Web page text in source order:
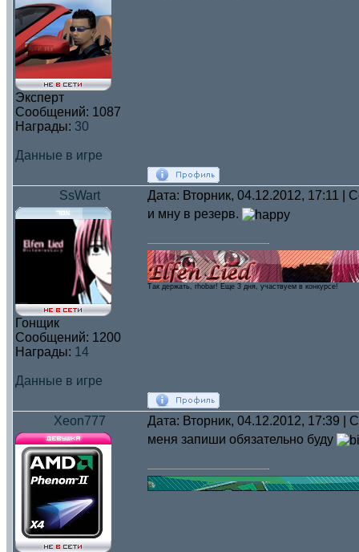
Эксперт
Сообщений: 1087
Награды: 30
Данные в игре
SsWart Дата: Вторник, 04.12.2012, 17:11 |
Гонщик
Сообщений: 1200
Награды: 14
Данные в игре
и мну в резерв.
Так держать, rhobar! Eще 3 дня, участвуем в конкурсе!
Xeon777
Дата: Вторник, 04.12.2012, 17:39 |
меня запиши обязательно буду